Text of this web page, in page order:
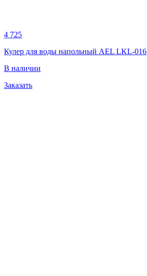
4 725
Кулер для воды напольный AEL LKL-016
В наличии
Заказать